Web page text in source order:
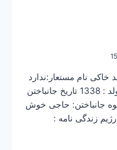
خاکی نام مستعار:ندارد
محل تولد :مهاباد تاریخ تولد : 1338 تاریخ جانباختن
و نحوه جانباختن: حاجی خوش
زندگی نامه :